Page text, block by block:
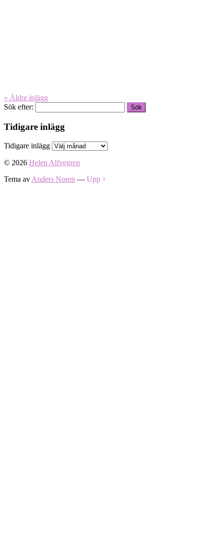
« Äldre inlägg
Sök efter:
Tidigare inlägg
Tidigare inlägg
© 2026 Helen Alfvegren
Tema av Anders Noren — Upp ↑